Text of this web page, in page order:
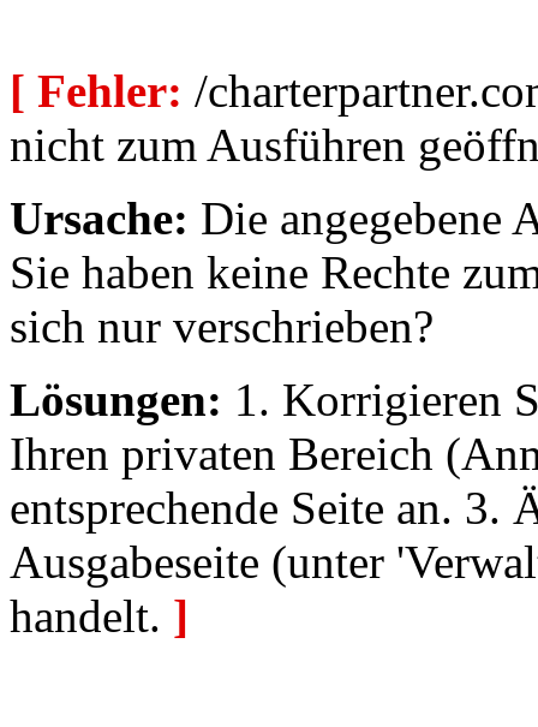
[ Fehler: /
nicht zum Ausführen
Ursache: Die angegebene
Sie haben keine Rechte
sich nur verschrieben?
Lösungen: 1. Korrigieren
Ihren privaten Bereich
entsprechende Seite an. 3.
Ausgabeseite (unter
handelt. ]